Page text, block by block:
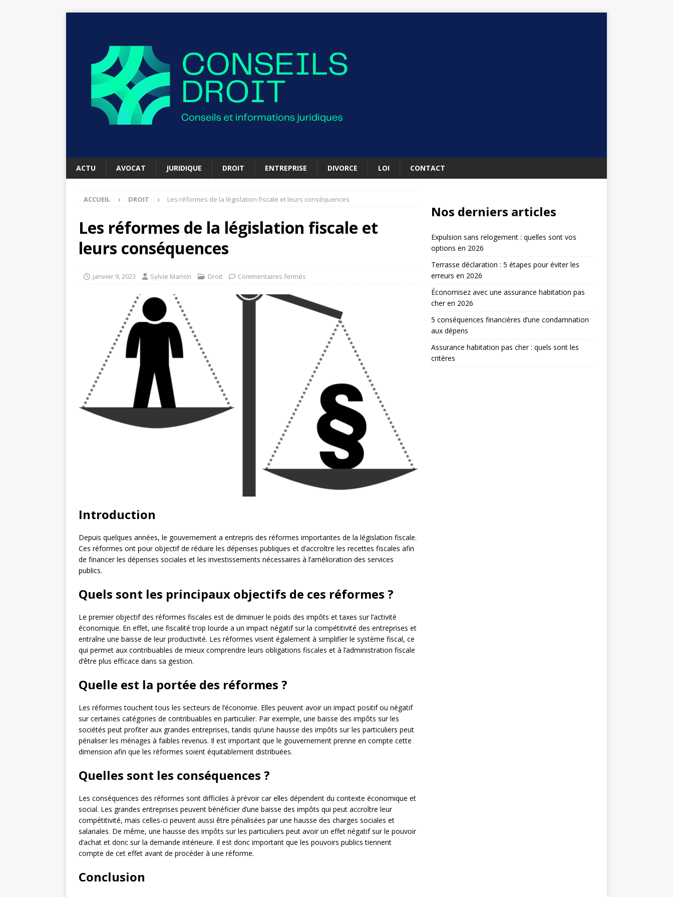
ACTU AVOCAT JURIDIQUE DROIT ENTREPRISE DIVORCE LOI CONTACT
ACCUEIL DROIT Les réformes de la législation fiscale et leurs conséquences
Les réformes de la législation fiscale et
leurs conséquences
janvier 9, 2023 Sylvie Manon Droit Commentaires fermés
Introduction
Depuis quelques années, le gouvernement a entrepris des réformes importantes de la législation fiscale.
Ces réformes ont pour objectif de réduire les dépenses publiques et d’accroître les recettes fiscales afin
de financer les dépenses sociales et les investissements nécessaires à l’amélioration des services
publics.
Quels sont les principaux objectifs de ces réformes ?
Le premier objectif des réformes fiscales est de diminuer le poids des impôts et taxes sur l’activité
économique. En effet, une fiscalité trop lourde a un impact négatif sur la compétitivité des entreprises et
entraîne une baisse de leur productivité. Les réformes visent également à simplifier le système fiscal, ce
qui permet aux contribuables de mieux comprendre leurs obligations fiscales et à l’administration fiscale
d’être plus efficace dans sa gestion.
Quelle est la portée des réformes ?
Les réformes touchent tous les secteurs de l’économie. Elles peuvent avoir un impact positif ou négatif
sur certaines catégories de contribuables en particulier. Par exemple, une baisse des impôts sur les
sociétés peut profiter aux grandes entreprises, tandis qu’une hausse des impôts sur les particuliers peut
pénaliser les ménages à faibles revenus. Il est important que le gouvernement prenne en compte cette
dimension afin que les réformes soient équitablement distribuées.
Quelles sont les conséquences ?
Les conséquences des réformes sont difficiles à prévoir car elles dépendent du contexte économique et
social. Les grandes entreprises peuvent bénéficier d’une baisse des impôts qui peut accroître leur
compétitivité, mais celles-ci peuvent aussi être pénalisées par une hausse des charges sociales et
salariales. De même, une hausse des impôts sur les particuliers peut avoir un effet négatif sur le pouvoir
d’achat et donc sur la demande intérieure. Il est donc important que les pouvoirs publics tiennent
compte de cet effet avant de procéder à une réforme.
Conclusion
Nos derniers articles
Expulsion sans relogement : quelles sont vos
options en 2026
Terrasse déclaration : 5 étapes pour éviter les
erreurs en 2026
Économisez avec une assurance habitation pas
cher en 2026
5 conséquences financières d’une condamnation
aux dépens
Assurance habitation pas cher : quels sont les
critères